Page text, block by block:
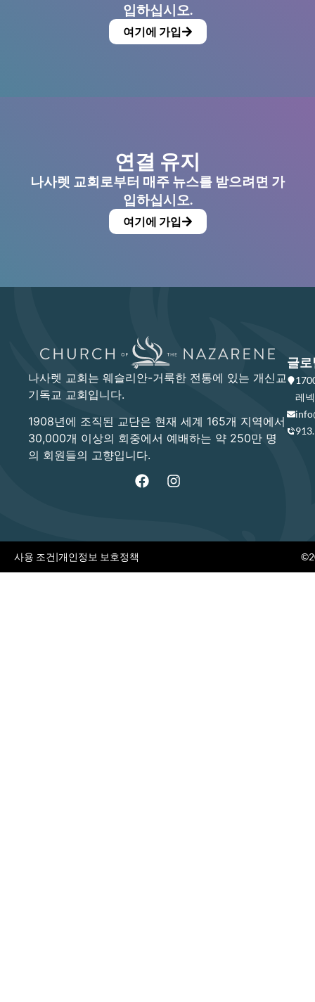
입하십시오.
여기에 가입
연결 유지
나사렛 교회로부터 매주 뉴스를 받으려면 가
입하십시오.
여기에 가입
나사렛 교회는 웨슬리안-거룩한 전통에 있는 개신교
기독교 교회입니다.
1908년에 조직된 교단은 현재 세계 165개 지역에서
30,000개 이상의 회중에서 예배하는 약 250만 명
의 회원들의 고향입니다.
글로
레
사용 조건|개인정보 보호정책